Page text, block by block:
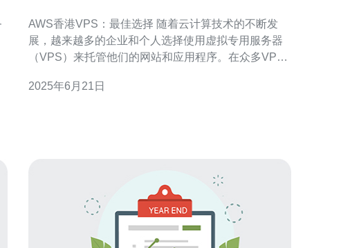
AWS香港VPS：最佳选择 随着云计算技术的不断发
展，越来越多的企业和个人选择使用虚拟专用服务器
（VPS）来托管他们的网站和应用程序。在众多VPS
睐，被认为是最佳选择之一。接下来，我们将探讨
2025年6月21日